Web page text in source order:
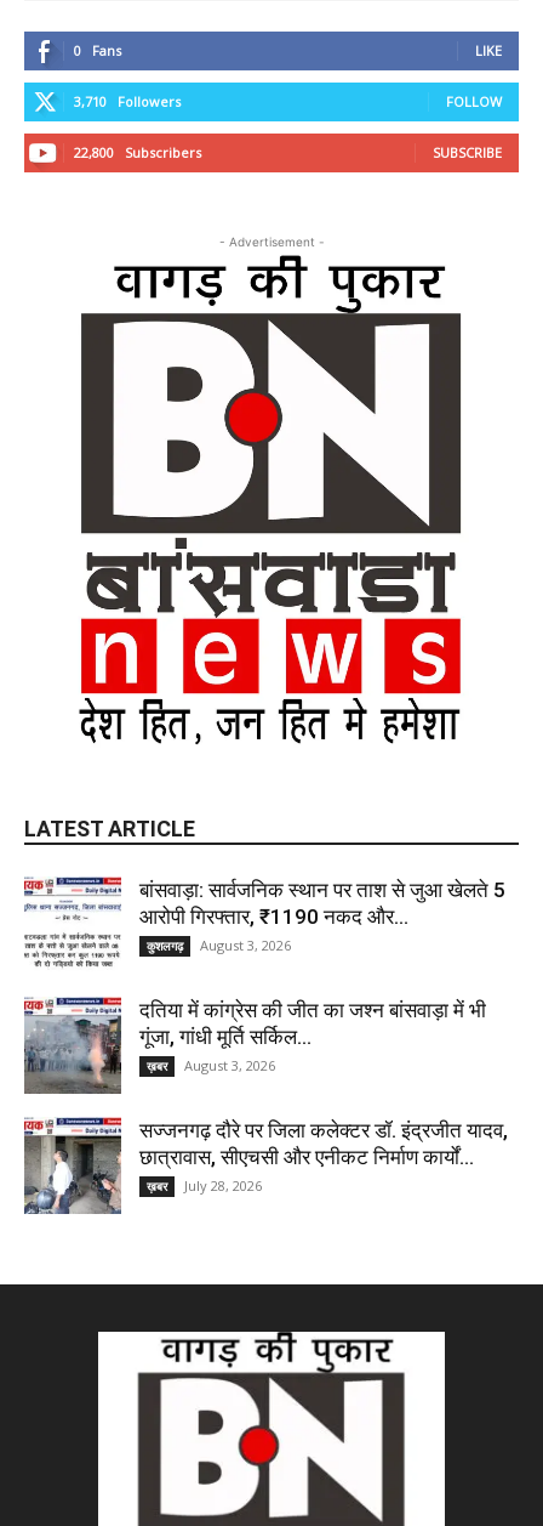
0 Fans LIKE
3,710 Followers FOLLOW
22,800 Subscribers SUBSCRIBE
- Advertisement -
LATEST ARTICLE
बांसवाड़ा: सार्वजनिक स्थान पर ताश से जुआ खेलते 5
आरोपी गिरफ्तार, ₹1190 नकद और...
कुशलगढ़ August 3, 2026
दतिया में कांग्रेस की जीत का जश्न बांसवाड़ा में भी
गूंजा, गांधी मूर्ति सर्किल...
ख़बर August 3, 2026
सज्जनगढ़ दौरे पर जिला कलेक्टर डॉ. इंद्रजीत यादव,
छात्रावास, सीएचसी और एनीकट निर्माण कार्यों...
ख़बर July 28, 2026